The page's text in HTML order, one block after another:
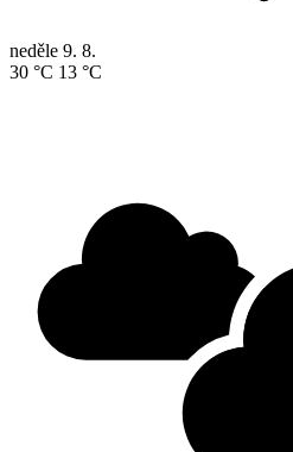
neděle 9. 8.
30 °C 13 °C